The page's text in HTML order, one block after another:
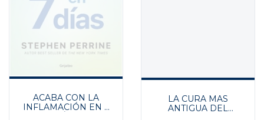
ACABA CON LA
INFLAMACIÓN EN 7
LA CURA MAS
ANTIGUA DEL